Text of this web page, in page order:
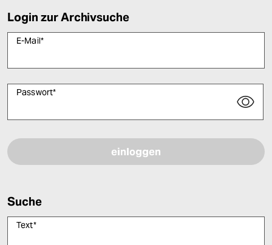
Login zur Archivsuche
E-Mail*
Passwort*
Suche
Text*